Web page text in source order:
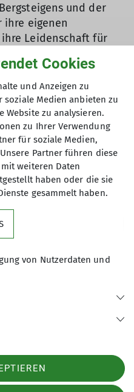
und der
ihre eigenen
Leidenschaft für
Blick
Cookies
und Anzeigen zu
Medien anbieten zu
Website zu analysieren.
zu Ihrer Verwendung
für soziale Medien,
Partner führen diese
weiteren Daten
haben oder die sie
gesammelt haben.
von Nutzerdaten und